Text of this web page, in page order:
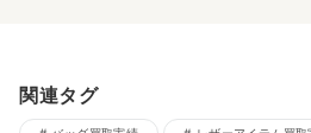
関連タグ